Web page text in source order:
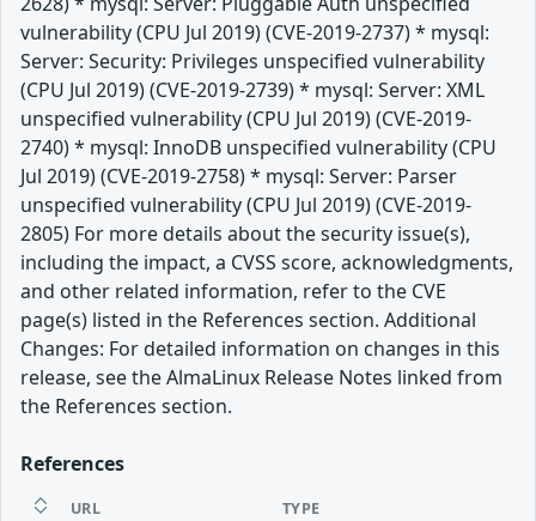
vulnerability (CPU Jul 2019) (CVE-2019-2737) * mysql:
Server: Security: Privileges unspecified vulnerability
(CPU Jul 2019) (CVE-2019-2739) * mysql: Server: XML
unspecified vulnerability (CPU Jul 2019) (CVE-2019-
2740) * mysql: InnoDB unspecified vulnerability (CPU
Jul 2019) (CVE-2019-2758) * mysql: Server: Parser
unspecified vulnerability (CPU Jul 2019) (CVE-2019-
2805) For more details about the security issue(s),
including the impact, a CVSS score, acknowledgments,
and other related information, refer to the CVE
page(s) listed in the References section. Additional
Changes: For detailed information on changes in this
release, see the AlmaLinux Release Notes linked from
the References section.
References
URL TYPE